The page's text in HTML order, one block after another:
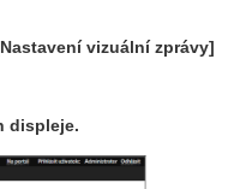
vizuální zprávy]
displeje.